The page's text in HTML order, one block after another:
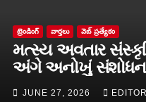
ట్రెండింగ్ వార్త‌లు వెబ్ ప్రత్యేకం
મત્સ્ય અવતાર
અંગે અનોખું સંશોધન
માળખું રજૂ
JUNE 27, 2026 EDITOR